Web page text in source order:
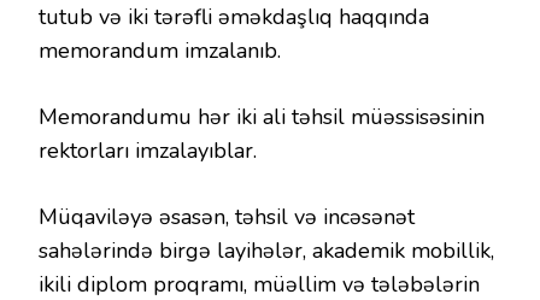
tutub və iki tərəfli əməkdaşlıq haqqında
memorandum imzalanıb.
Memorandumu hər iki ali təhsil müəssisəsinin
rektorları imzalayıblar.
Müqaviləyə əsasən, təhsil və incəsənət
sahələrində birgə layihələr, akademik mobillik,
ikili diplom proqramı, müəllim və tələbələrin